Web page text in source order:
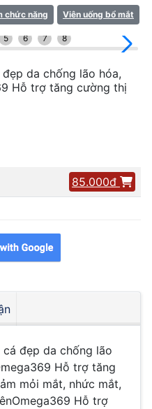
chức năng Viên uống bổ mắt
5 6 7 8
da chống lão hóa,
Hỗ trợ tăng cường thị
85.000đ
đẹp da chống lão
Hỗ trợ tăng
mỏi mắt, nhức mắt,
Hỗ trợ